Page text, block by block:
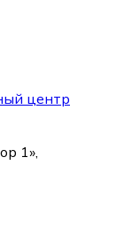
центр
1»,